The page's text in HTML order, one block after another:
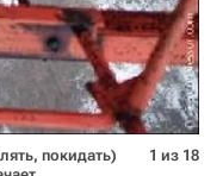
покидать)
1 из 18